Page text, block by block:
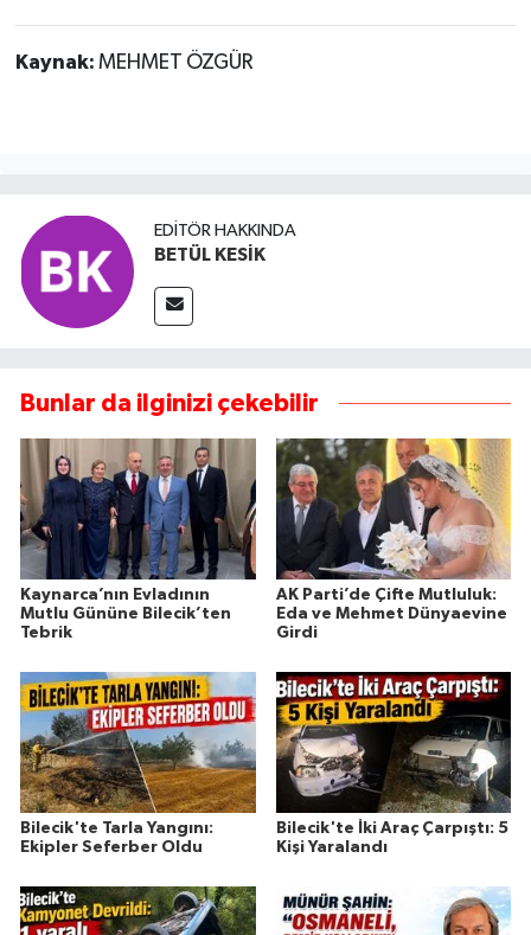
Kaynak: MEHMET ÖZGÜR
EDITÖR HAKKINDA
BETÜL KESİK
Bunlar da ilginizi çekebilir
Kaynarca’nın Evladının
Mutlu Gününe Bilecik’ten
Tebrik
AK Parti’de Çifte Mutluluk:
Eda ve Mehmet Dünyaevine
Girdi
Bilecik'te Tarla Yangını:
Ekipler Seferber Oldu
Bilecik'te İki Araç Çarpıştı: 5
Kişi Yaralandı